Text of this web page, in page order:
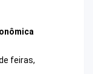
feiras,